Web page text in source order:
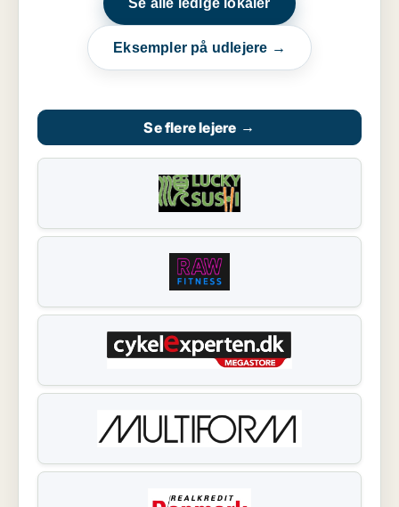
Se alle ledige lokaler
Eksempler på udlejere →
Se flere lejere →